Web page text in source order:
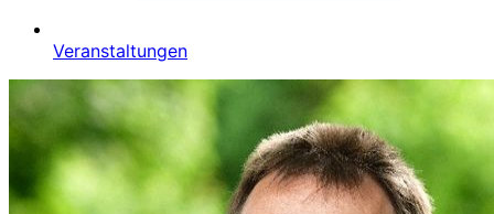
Veranstaltungen